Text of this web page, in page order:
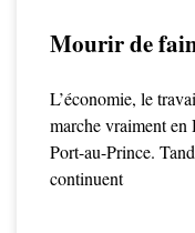
Mourir de
L’économie, le
marche vraiment en
Port-au-Prince.
continuent